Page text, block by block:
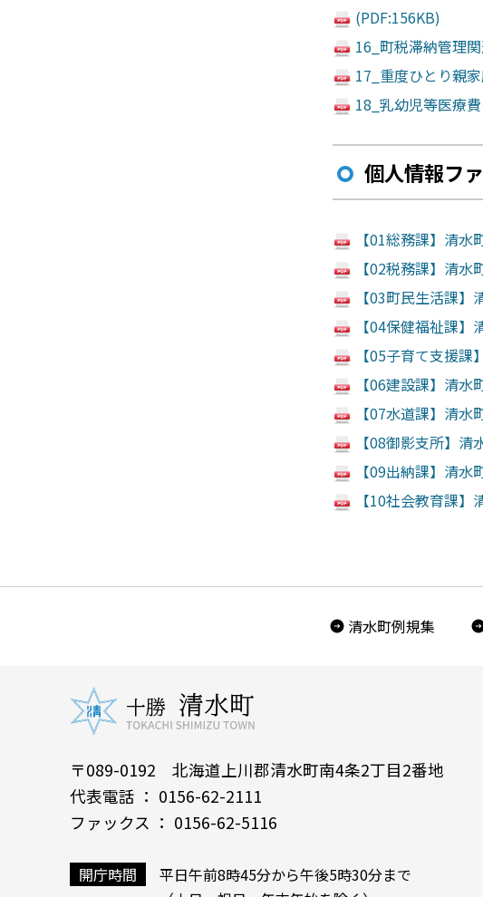
(PDF:156KB)
16_町税滞納管理
17_重度ひとり親
18_乳幼児等医療
個人情報フ
【01総務課】清
【02税務課】清
【03町民生活課
【04保健福祉課
【05子育て支援
【06建設課】清
【07水道課】清
【08御影支所】
【09出納課】清
【10社会教育課
清水町例規集
〒089-0192 北海道上川郡清水町南4条2丁目2番地
代表電話 ： 0156-62-2111
ファックス ： 0156-62-5116
開庁時間
平日午前8時45分から午後5時30分まで